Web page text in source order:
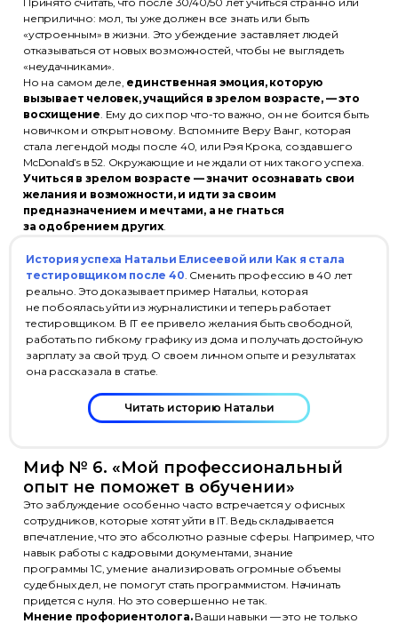
неприлично: мол, ты уже должен все знать или быть
«устроенным» в жизни. Это убеждение заставляет людей
отказываться от новых возможностей, чтобы не выглядеть
«неудачниками».
Но на самом деле, единственная эмоция, которую
вызывает человек, учащийся в зрелом возрасте, — это
восхищение . Ему до сих пор что-то важно, он не боится быть
новичком и открыт новому. Вспомните Веру Ванг, которая
стала легендой моды после 40, или Рэя Крока, создавшего
McDonald’s в 52. Окружающие и не ждали от них такого успеха.
Учиться в зрелом возрасте — значит осознавать свои
желания и возможности, и идти за своим
предназначением и мечтами, а не гнаться
за одобрением других
История успеха Натальи Елисеевой или Как я стала
тестировщиком после 40 . Сменить профессию в 40 лет
реально. Это доказывает пример Натальи, которая
не побоялась уйти из журналистики и теперь работает
тестировщиком. В IT ее привело желания быть свободной,
работать по гибкому графику из дома и получать достойную
зарплату за свой труд. О своем личном опыте и результатах
она рассказала в статье.
Читать историю Натальи
Миф № 6. «Мой профессиональный
опыт не поможет в обучении»
Это заблуждение особенно часто встречается у офисных
сотрудников, которые хотят уйти в IT. Ведь складывается
впечатление, что это абсолютно разные сферы. Например, что
навык работы с кадровыми документами, знание
программы 1С, умение анализировать огромные объемы
судебных дел, не помогут стать программистом. Начинать
придется с нуля. Но это совершенно не так.
Мнение профориентолога.Ваши навыки — это не только